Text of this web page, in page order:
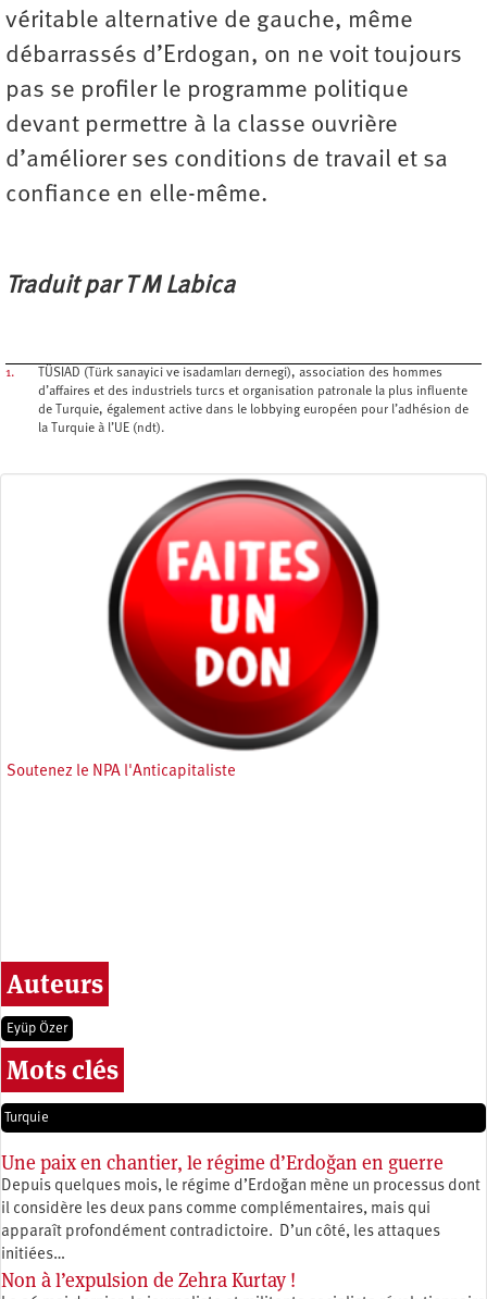
véritable alternative de gauche, même
débarrassés d’Erdogan, on ne voit toujours
pas se profiler le programme politique
devant permettre à la classe ouvrière
d’améliorer ses conditions de travail et sa
confiance en elle-même.
Traduit par T M Labica
1.
TÜSIAD (Türk sanayici ve isadamları dernegi), association des hommes
d’affaires et des industriels turcs et organisation patronale la plus influente
de Turquie, également active dans le lobbying européen pour l’adhésion de
la Turquie à l’UE (ndt).
Soutenez le NPA l'Anticapitaliste
Auteurs
Eyüp Özer
Mots clés
Turquie
Une paix en chantier, le régime d’Erdoğan en guerre
Depuis quelques mois, le régime d’Erdoğan mène un processus dont
il considère les deux pans comme complémentaires, mais qui
apparaît profondément contradictoire. D’un côté, les attaques
initiées…
Non à l’expulsion de Zehra Kurtay !